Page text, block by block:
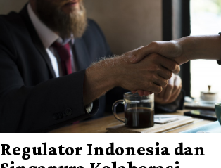
Regulator Indonesia dan